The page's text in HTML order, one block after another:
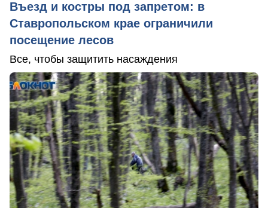
Въезд и костры под запретом: в
Ставропольском крае ограничили
посещение лесов
Все, чтобы защитить насаждения